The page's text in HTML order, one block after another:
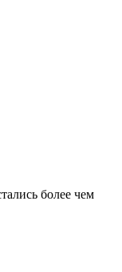
более чем